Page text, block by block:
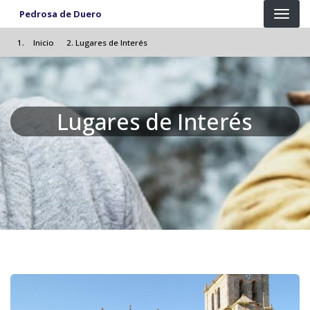
Pasar al contenido principal
Pedrosa de Duero
Inicio Lugares de Interés
Lugares de Interés